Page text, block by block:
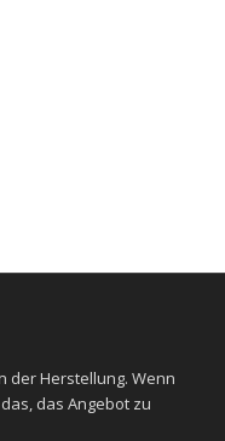
der Herstellung. Wenn
das Angebot zu